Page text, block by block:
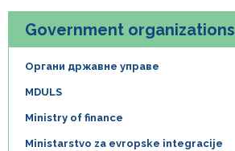
Government organizations
Органи државне управе
MDULS
Ministry of finance
Ministarstvo za evropske integracije